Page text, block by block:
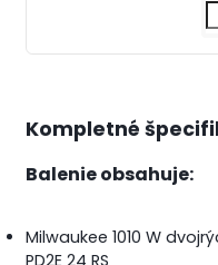
Kompletné
Balenie obsahuje:
Milwaukee 1010 W